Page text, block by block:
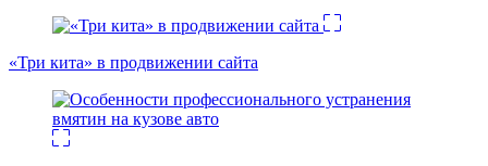
«Три кита» в продвижении сайта